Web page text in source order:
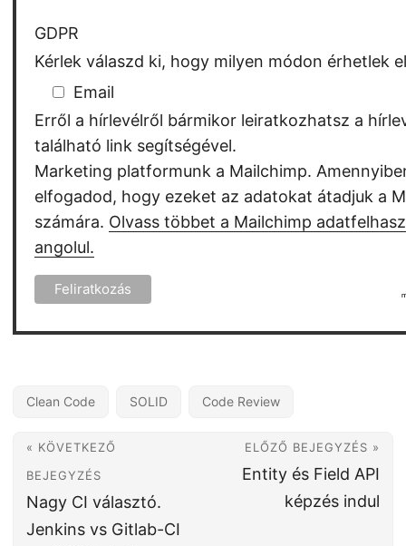
GDPR
Kérlek válaszd ki, hogy milyen módon érhetlek
Email
Erről a hírlevélről bármikor leiratkozhatsz a
található link segítségével.
Marketing platformunk a Mailchimp.
elfogadod, hogy ezeket az adatokat átadjuk a
számára. Olvass többet a Mailchimp
angolul.
Clean Code SOLID Code Review
« KÖVETKEZŐ
BEJEGYZÉS
Nagy CI választó.
Jenkins vs Gitlab-CI
ELŐZŐ BEJEGYZÉS »
Entity és Field API
képzés indul